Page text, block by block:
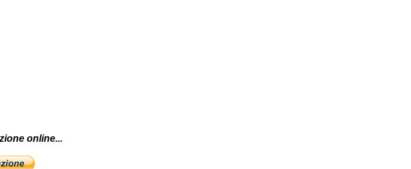
online...